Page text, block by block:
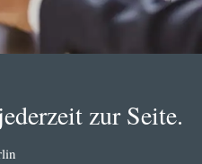
zur Seite.